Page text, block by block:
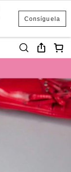
Consíguela